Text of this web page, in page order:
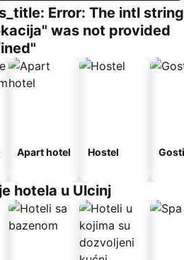
Error: The intl string
was not provided
Apart hotel Hostel
hotela u Ulcinj